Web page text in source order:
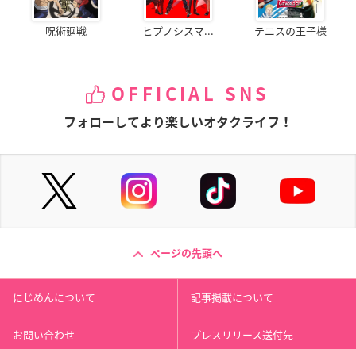
呪術廻戦 ヒプノシスマ... テニスの王子様
OFFICIAL SNS
フォローしてより楽しいオタクライフ！
ページの先頭へ
にじめんについて 記事掲載について
お問い合わせ プレスリリース送付先